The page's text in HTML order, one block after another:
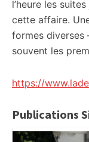
l’heure les
cette affaire.
formes diverses
souvent les
https://
Publications